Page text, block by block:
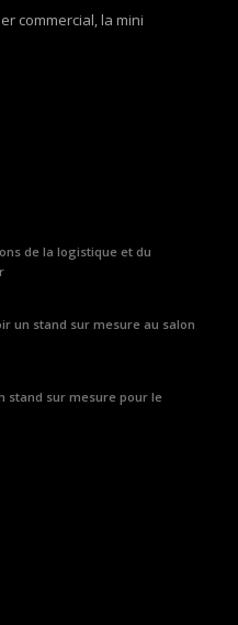
commercial, la mini
de la logistique et du
un stand sur mesure au salon
stand sur mesure pour le